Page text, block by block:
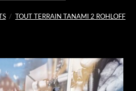
/ TOUT TERRAIN TANAMI 2 ROHLOFF